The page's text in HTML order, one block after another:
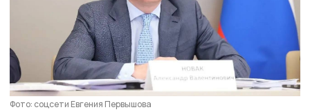
Фото: соцсети Евгения Первышова